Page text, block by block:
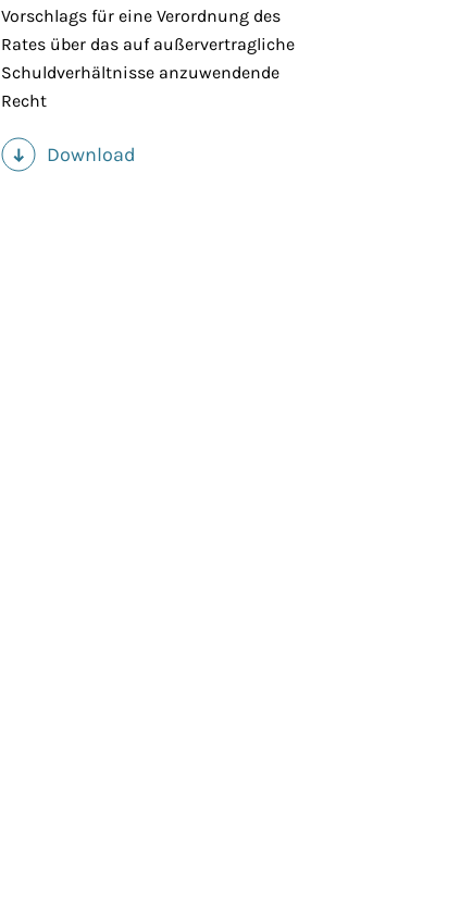
Vorschlags für eine Verordnung des
Rates über das auf außervertragliche
Schuldverhältnisse anzuwendende
Recht
Download
(PDF)